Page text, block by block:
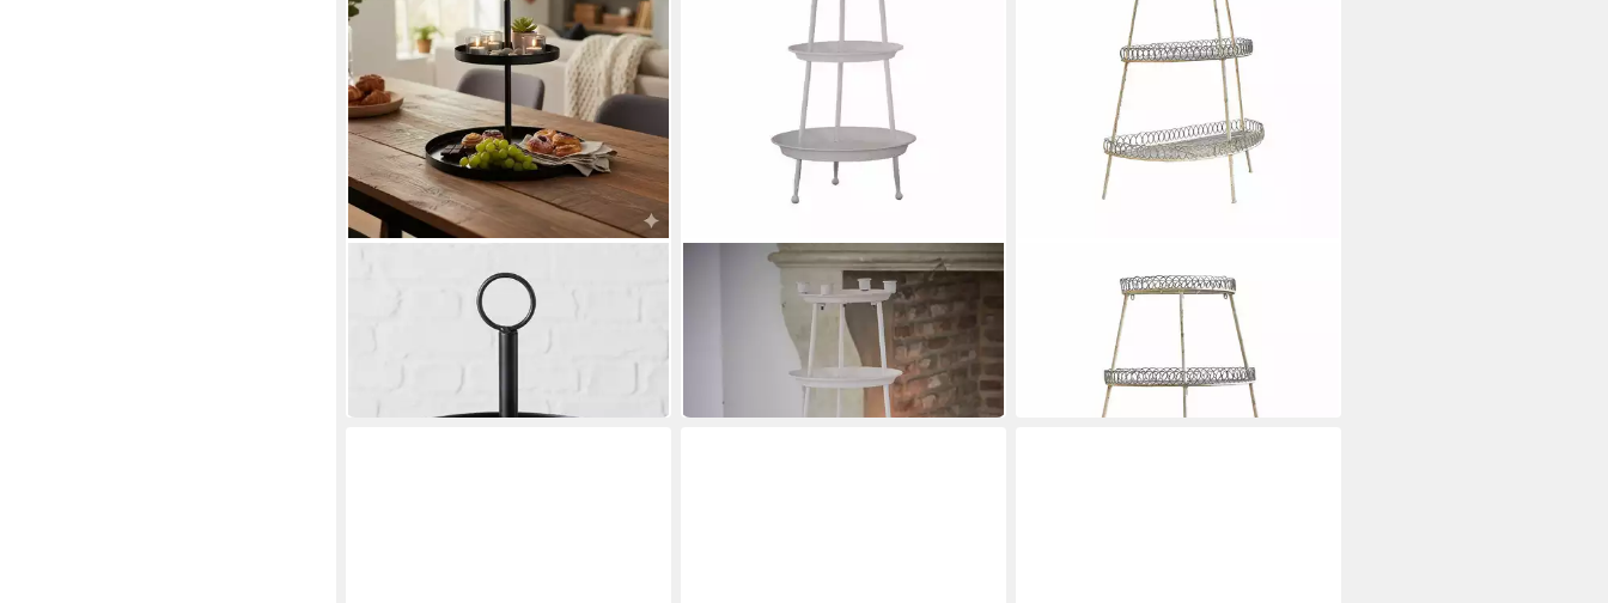
Etagere Servierständer Samina
Metall schwarz Höhe 33cm
MIRABEAU
Etagere Etagere Mont Argenté
UVP58,95 €
in 5-6 Werktagen bei dir
Etagere Etagere Lorivane antikweiß
in 5-6 Werktagen bei dir